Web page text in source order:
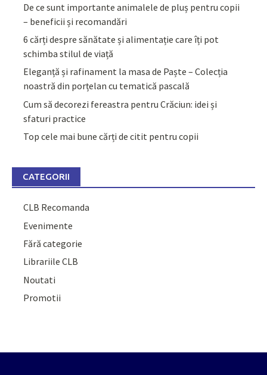
De ce sunt importante animalele de pluș pentru copii
– beneficii și recomandări
6 cărți despre sănătate și alimentație care îți pot
schimba stilul de viață
Eleganță și rafinament la masa de Paște – Colecția
noastră din porțelan cu tematică pascală
Cum să decorezi fereastra pentru Crăciun: idei și
sfaturi practice
Top cele mai bune cărți de citit pentru copii
CATEGORII
CLB Recomanda
Evenimente
Fără categorie
Librariile CLB
Noutati
Promotii